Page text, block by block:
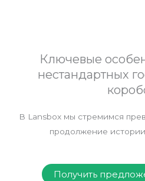
Ключевые
нестандартных
В Lansbox мы стремимся
продолжение
Получить